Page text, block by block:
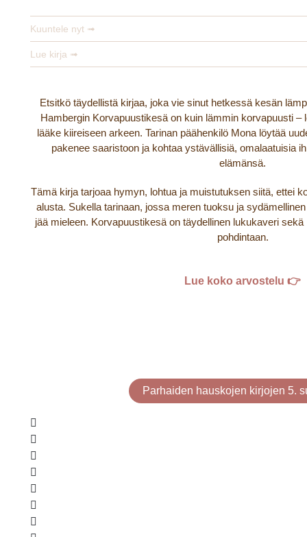
Kuuntele nyt ➟
Lue kirja ➟
Etsitkö täydellistä kirjaa, joka vie sinut hetkessä kesän
Hambergin Korvapuustikesä on kuin lämmin korvapuusti –
lääke kiireiseen arkeen. Tarinan päähenkilö Mona löytää
pakenee saaristoon ja kohtaa ystävällisiä, omalaatuisia
elämänsä.
Tämä kirja tarjoaa hymyn, lohtua ja muistutuksen siitä, ettei
alusta. Sukella tarinaan, jossa meren tuoksu ja
jää mieleen. Korvapuustikesä on täydellinen lukukaveri
pohdintaan.
Lue koko arvostelu 👉
Parhaiden hauskojen kirjojen 5.